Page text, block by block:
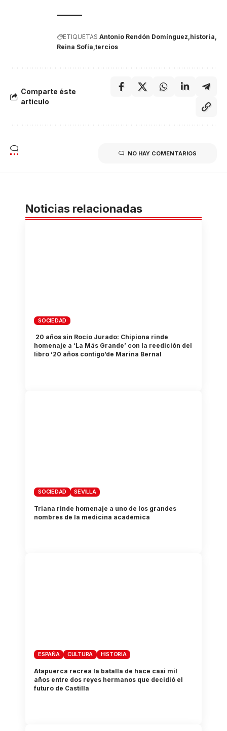
ETIQUETAS Antonio Rendón Domínguez historia
Reina Sofía tercios
Comparte éste
artículo
NO HAY COMENTARIOS
Noticias relacionadas
SOCIEDAD
20 años sin Rocío Jurado: Chipiona rinde
homenaje a ‘La Más Grande’ con la reedición del
libro ’20 años contigo’de Marina Bernal
SOCIEDAD SEVILLA
Triana rinde homenaje a uno de los grandes
nombres de la medicina académica
ESPAÑA CULTURA HISTORIA
Atapuerca recrea la batalla de hace casi mil
años entre dos reyes hermanos que decidió el
futuro de Castilla